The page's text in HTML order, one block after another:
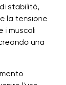
stabilità,
la tensione
i muscoli
una